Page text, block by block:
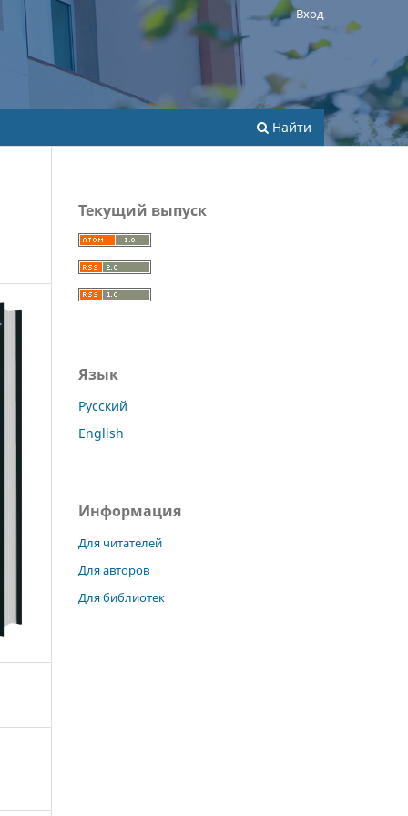
Найти
Вход
Текущий выпуск
Язык
Русский
English
Информация
Для читателей
Для авторов
Для библиотек